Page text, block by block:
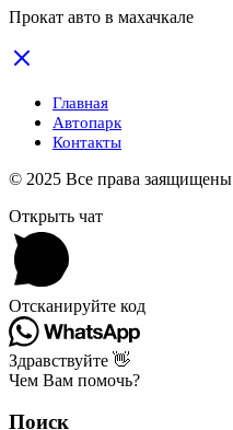
Прокат авто в махачкале
Главная
Автопарк
Контакты
© 2025 Все права заящищены
Открыть чат
Отсканируйте код
Здравствуйте 👋
Чем Вам помочь?
Поиск